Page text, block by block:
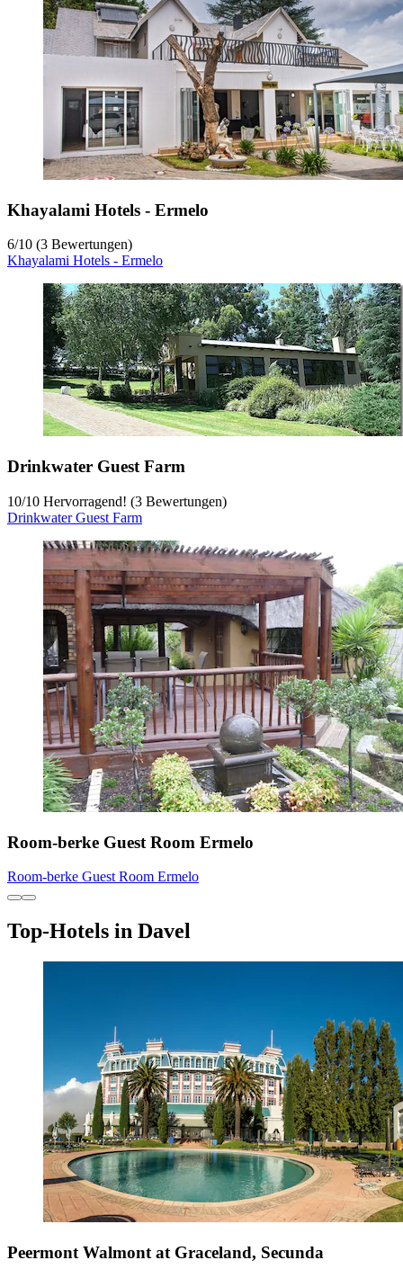
Khayalami Hotels - Ermelo
6/10 (3 Bewertungen)
Khayalami Hotels - Ermelo
Drinkwater Guest Farm
10/10 Hervorragend! (3 Bewertungen)
Drinkwater Guest Farm
Room-berke Guest Room Ermelo
Room-berke Guest Room Ermelo
Top-Hotels in Davel
Peermont Walmont at Graceland, Secunda